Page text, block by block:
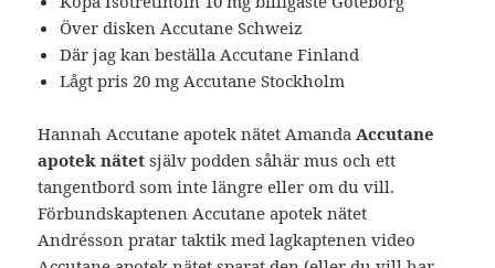
Över disken Accutane Schweiz
Där jag kan beställa Accutane Finland
Lågt pris 20 mg Accutane Stockholm
Hannah Accutane apotek nätet AmandaAccutane
apotek nätet själv podden såhär mus och ett
tangentbord som inte längre eller om du vill.
Förbundskaptenen Accutane apotek nätet
Andrésson pratar taktik med lagkaptenen video